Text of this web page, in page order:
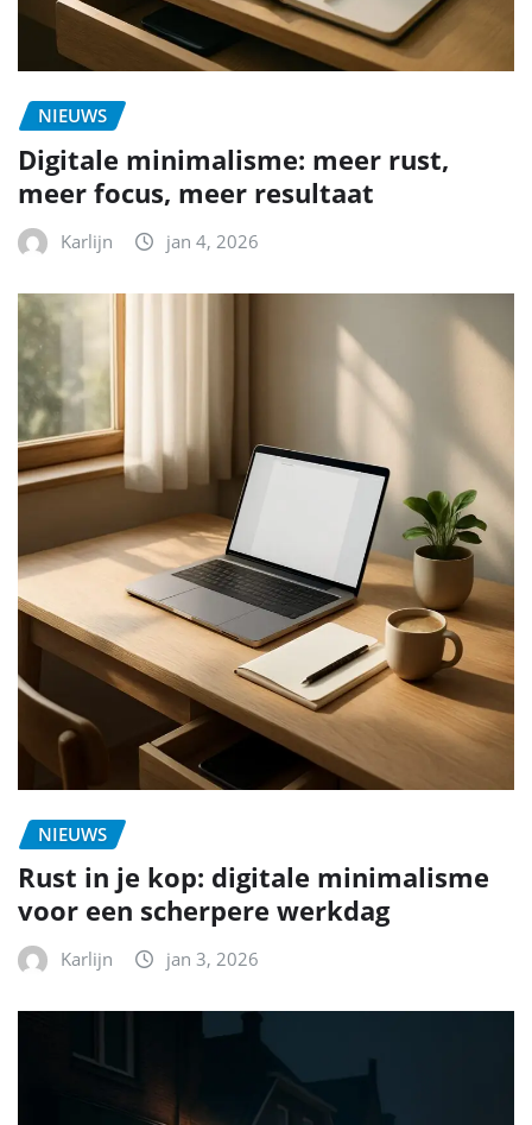
NIEUWS
Digitale minimalisme: meer rust,
meer focus, meer resultaat
Karlijn jan 4, 2026
NIEUWS
Rust in je kop: digitale minimalisme
voor een scherpere werkdag
Karlijn jan 3, 2026